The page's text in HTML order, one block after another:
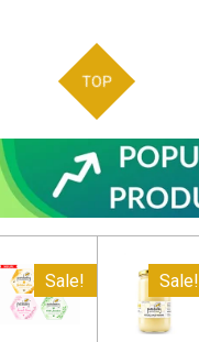
TOP
Sale! Sale!